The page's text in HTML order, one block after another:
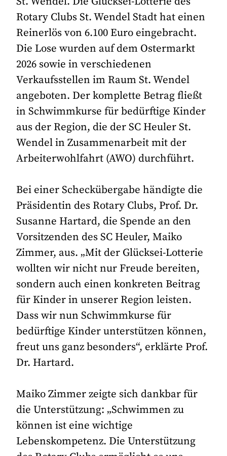
Rotary Clubs St. Wendel Stadt hat einen
Reinerlös von 6.100 Euro eingebracht.
Die Lose wurden auf dem Ostermarkt
2026 sowie in verschiedenen
Verkaufsstellen im Raum St. Wendel
angeboten. Der komplette Betrag fließt
in Schwimmkurse für bedürftige Kinder
aus der Region, die der SC Heuler St.
Wendel in Zusammenarbeit mit der
Arbeiterwohlfahrt (AWO) durchführt.
Bei einer Scheckübergabe händigte die
Präsidentin des Rotary Clubs, Prof. Dr.
Susanne Hartard, die Spende an den
Vorsitzenden des SC Heuler, Maiko
Zimmer, aus. „Mit der Glücksei-Lotterie
wollten wir nicht nur Freude bereiten,
sondern auch einen konkreten Beitrag
für Kinder in unserer Region leisten.
Dass wir nun Schwimmkurse für
bedürftige Kinder unterstützen können,
freut uns ganz besonders“, erklärte Prof.
Dr. Hartard.
Maiko Zimmer zeigte sich dankbar für
die Unterstützung: „Schwimmen zu
können ist eine wichtige
Lebenskompetenz. Die Unterstützung